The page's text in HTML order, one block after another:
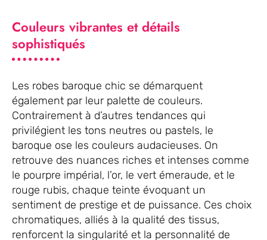
Couleurs vibrantes et détails
sophistiqués
Les robes baroque chic se démarquent
également par leur palette de couleurs.
Contrairement à d’autres tendances qui
privilégient les tons neutres ou pastels, le
baroque ose les couleurs audacieuses. On
retrouve des nuances riches et intenses comme
le pourpre impérial, l’or, le vert émeraude, et le
rouge rubis, chaque teinte évoquant un
sentiment de prestige et de puissance. Ces choix
chromatiques, alliés à la qualité des tissus,
renforcent la singularité et la personnalité de